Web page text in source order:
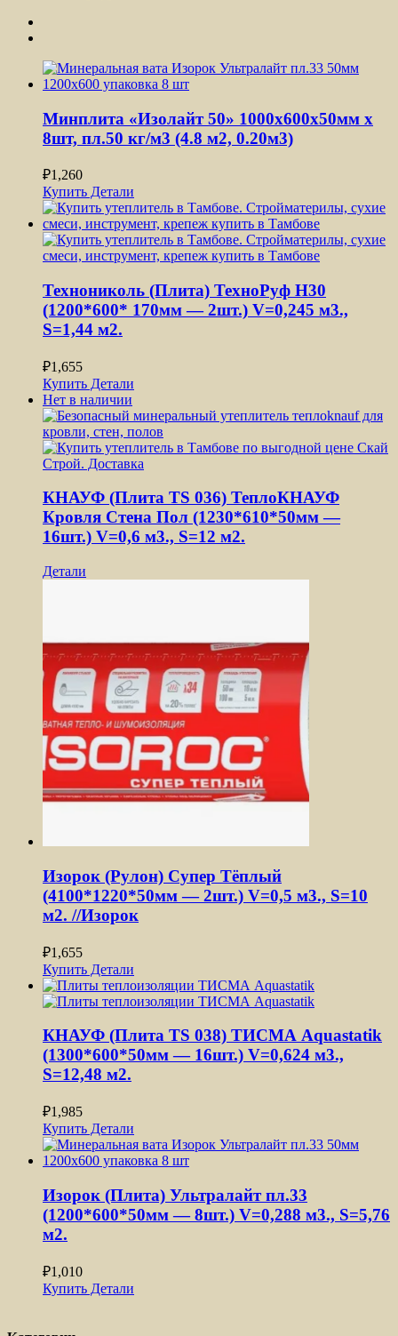
Минплита «Изолайт 50» 1000х600х50мм х
8шт, пл.50 кг/м3 (4.8 м2, 0.20м3)
₽1,260
Купить Детали
Технониколь (Плита) ТехноРуф H30
(1200*600* 170мм — 2шт.) V=0,245 м3.,
S=1,44 м2.
₽1,655
Купить Детали
Нет в наличии
КНАУФ (Плита TS 036) ТеплоКНАУФ
Кровля Стена Пол (1230*610*50мм —
16шт.) V=0,6 м3., S=12 м2.
Детали
Изорок (Рулон) Супер Тёплый
(4100*1220*50мм — 2шт.) V=0,5 м3., S=10
м2. //Изорок
₽1,655
Купить Детали
КНАУФ (Плита TS 038) ТИСМА Aquastatik
(1300*600*50мм — 16шт.) V=0,624 м3.,
S=12,48 м2.
₽1,985
Купить Детали
Изорок (Плита) Ультралайт пл.33
(1200*600*50мм — 8шт.) V=0,288 м3., S=5,76
м2.
₽1,010
Купить Детали